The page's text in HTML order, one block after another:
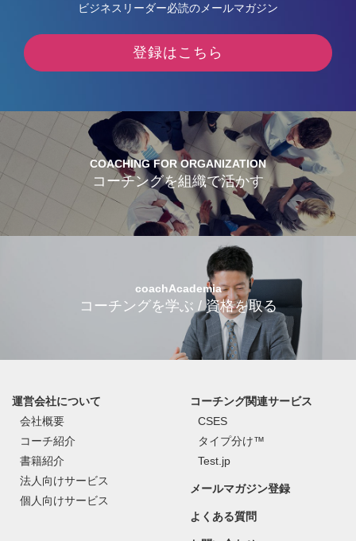
ビジネスリーダー必読のメールマガジン
登録はこちら
COACHING FOR ORGANIZATION
コーチングを組織で活かす
coachAcademia
コーチングを学ぶ / 資格を取る
運営会社について
会社概要
コーチ紹介
書籍紹介
法人向けサービス
個人向けサービス
コーチング関連サービス
CSES
タイプ分け™
Test.jp
メールマガジン登録
よくある質問